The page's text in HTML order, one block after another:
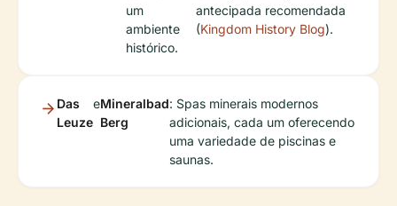
um
ambiente
histórico.
antecipada recomendada
(Kingdom History Blog).
Das
Leuze
eMineralbad
Berg
: Spas minerais modernos
adicionais, cada um oferecendo
uma variedade de piscinas e
saunas.